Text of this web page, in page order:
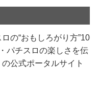
の“おもしろがり方”10
パチスロの楽しさを伝
公式ポータルサイト